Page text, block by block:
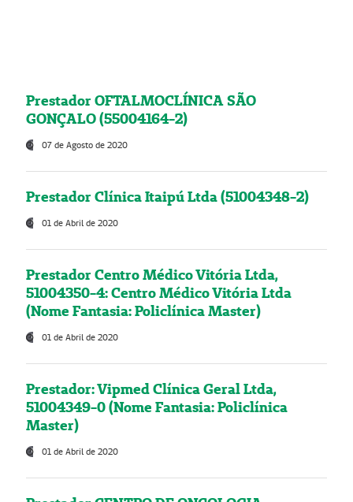
Prestador OFTALMOCLÍNICA SÃO
GONÇALO (55004164-2)
07 de Agosto de 2020
Prestador Clínica Itaipú Ltda (51004348-2)
01 de Abril de 2020
Prestador Centro Médico Vitória Ltda,
51004350-4: Centro Médico Vitória Ltda
(Nome Fantasia: Policlínica Master)
01 de Abril de 2020
Prestador: Vipmed Clínica Geral Ltda,
51004349-0 (Nome Fantasia: Policlínica
Master)
01 de Abril de 2020